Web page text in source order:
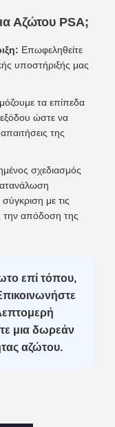
Αζώτου PSA;
Επωφεληθείτε
υποστήριξής μας
τα επίπεδα
εξόδου ώστε να
της
σχεδιασμός
με τις
την απόδοση της
επί τόπου,
μια δωρεάν
αζώτου.